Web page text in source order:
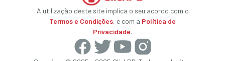
A utilização deste site implica o seu acordo com o
Termos e Condições, e com a Política de
Privacidade.